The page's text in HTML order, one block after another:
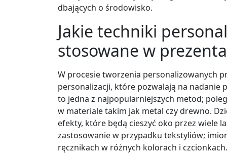
dbających o środowisko.
Jakie techniki
stosowane w
W procesie tworzenia personalizowanych
personalizacji, które pozwalają na
to jedna z najpopularniejszych metod;
w materiale takim jak metal czy drewno.
efekty, które będą cieszyć oko przez wiele
zastosowanie w przypadku tekstyliów;
ręcznikach w różnych kolorach i